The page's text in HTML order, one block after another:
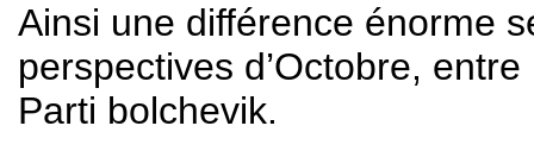
Ainsi une différence énorme
perspectives d’Octobre,
Parti bolchevik.